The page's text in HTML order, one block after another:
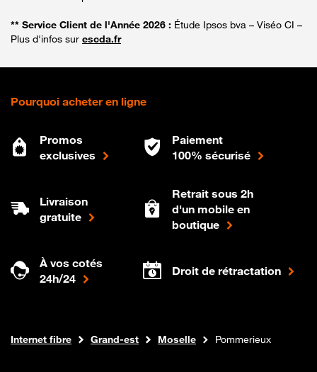
** Service Client de l'Année 2026 : Étude Ipsos bva – Viséo CI –
Plus d'infos sur escda.fr
Pourquoi acheter en ligne
Promos
exclusives
Paiement
100% sécurisé
Livraison
gratuite
Retrait sous 2h
d'un mobile en
boutique
À vos cotés
24h/24
Droit de rétractation
Boutique Orange
Internet fibre Grand-est Moselle Pommerieux